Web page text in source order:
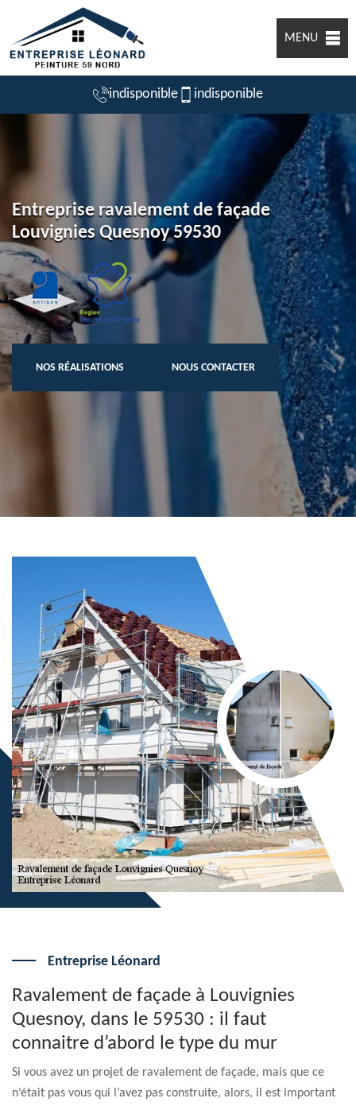
MENU
indisponible indisponible
Entreprise ravalement de façade
Louvignies Quesnoy 59530
NOS RÉALISATIONS NOUS CONTACTER
Entreprise Léonard
Ravalement de façade à Louvignies
Quesnoy, dans le 59530 : il faut
connaitre d’abord le type du mur
Si vous avez un projet de ravalement de façade, mais que ce
n’était pas vous qui l’avez pas construite, alors, il est important